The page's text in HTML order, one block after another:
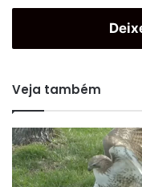
Veja também